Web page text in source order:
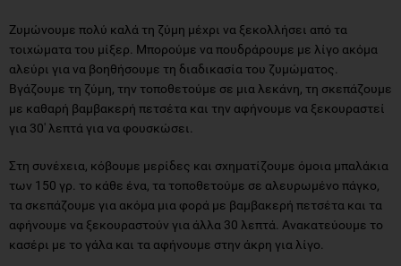
Ζυμώνουμε πολύ καλά τη ζύμη μέχρι να ξεκολλήσει από τα
τοιχώματα του μίξερ. Μπορούμε να πουδράρουμε με λίγο ακόμα
αλεύρι για να βοηθήσουμε τη διαδικασία του ζυμώματος.
Βγάζουμε τη ζύμη, την τοποθετούμε σε μια λεκάνη, τη σκεπάζουμε
με καθαρή βαμβακερή πετσέτα και την αφήνουμε να ξεκουραστεί
για 30' λεπτά για να φουσκώσει.
Στη συνέχεια, κόβουμε μερίδες και σχηματίζουμε όμοια μπαλάκια
των 150 γρ. το κάθε ένα, τα τοποθετούμε σε αλευρωμένο πάγκο,
τα σκεπάζουμε για ακόμα μια φορά με βαμβακερή πετσέτα και τα
αφήνουμε να ξεκουραστούν για άλλα 30 λεπτά. Ανακατεύουμε το
κασέρι με το γάλα και τα αφήνουμε στην άκρη για λίγο.